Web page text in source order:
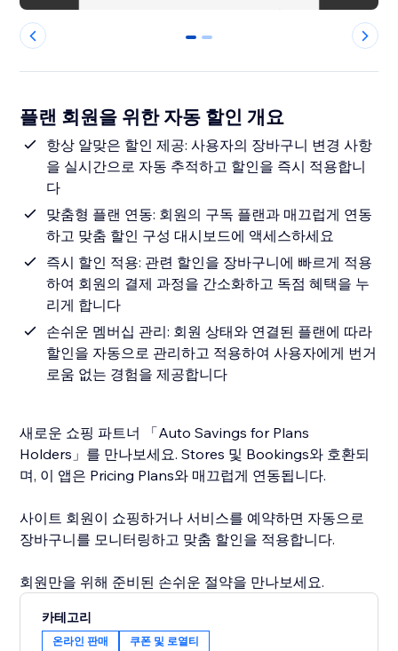
0 1
플랜 회원을 위한 자동 할인 개요
항상 알맞은 할인 제공: 사용자의 장바구니 변경 사항
을 실시간으로 자동 추적하고 할인을 즉시 적용합니
다
맞춤형 플랜 연동: 회원의 구독 플랜과 매끄럽게 연동
하고 맞춤 할인 구성 대시보드에 액세스하세요
즉시 할인 적용: 관련 할인을 장바구니에 빠르게 적용
하여 회원의 결제 과정을 간소화하고 독점 혜택을 누
리게 합니다
손쉬운 멤버십 관리: 회원 상태와 연결된 플랜에 따라
할인을 자동으로 관리하고 적용하여 사용자에게 번거
로움 없는 경험을 제공합니다
새로운 쇼핑 파트너 「Auto Savings for Plans
Holders」를 만나보세요. Stores 및 Bookings와 호환되
며, 이 앱은 Pricing Plans와 매끄럽게 연동됩니다.
사이트 회원이 쇼핑하거나 서비스를 예약하면 자동으로
장바구니를 모니터링하고 맞춤 할인을 적용합니다.
회원만을 위해 준비된 손쉬운 절약을 만나보세요.
카테고리
온라인 판매 쿠폰 및 로열티